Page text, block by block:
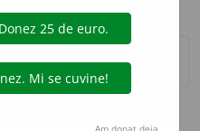
Am donat deja.